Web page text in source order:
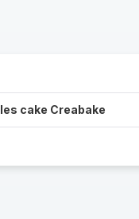
cake Creabake